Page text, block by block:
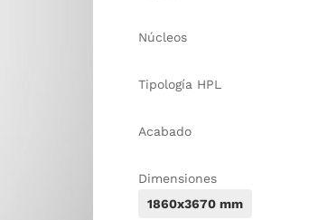
Núcleos
Tipología HPL
Acabado
Dimensiones
1860x3670 mm